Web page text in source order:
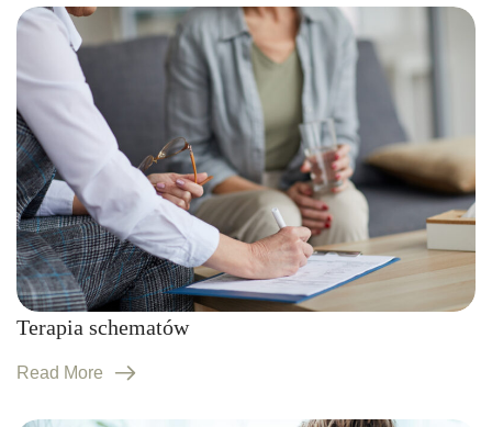
Terapia schematów
Read More